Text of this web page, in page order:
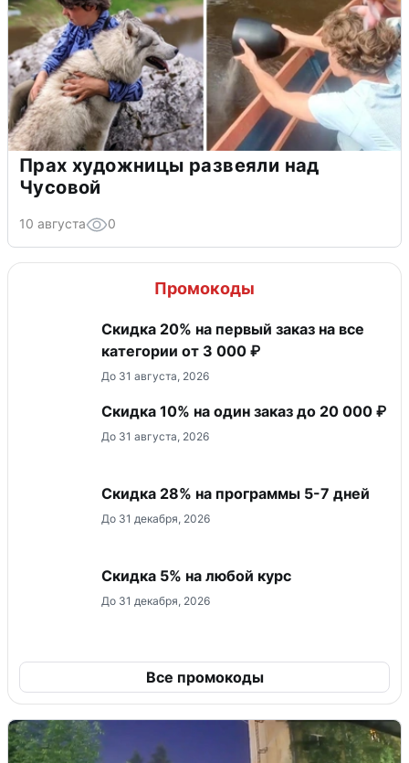
Прах художницы развеяли над
Чусовой
10 августа 0
Промокоды
Скидка 20% на первый заказ на все
категории от 3 000 ₽
До 31 августа, 2026
Скидка 10% на один заказ до 20 000 ₽
До 31 августа, 2026
Скидка 28% на программы 5-7 дней
До 31 декабря, 2026
Скидка 5% на любой курс
До 31 декабря, 2026
Все промокоды